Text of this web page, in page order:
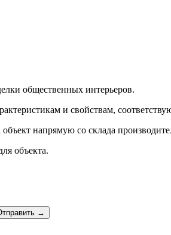
общественных интерьеров.
и свойствам,
напрямую со склада
объекта.
→